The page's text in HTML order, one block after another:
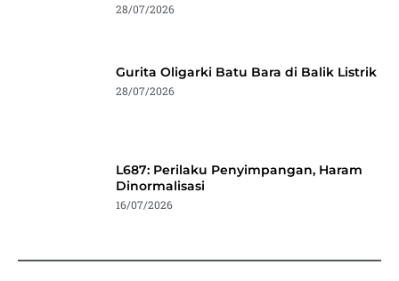
28/07/2026
Gurita Oligarki Batu Bara di Balik Listrik
28/07/2026
L687: Perilaku Penyimpangan, Haram
Dinormalisasi
16/07/2026